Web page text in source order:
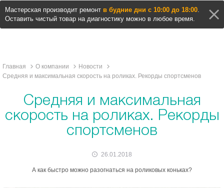
Мастерская производит ремонт в будние дни с 10:00 до 18:00.
Оставить чистый товар на диагностику можно в любое время.
Главная О компании
Новости
Средняя и максимальная скорость на роликах. Рекорды спортсменов
Средняя и максимальная
скорость на роликах. Рекорды
спортсменов
26.01.2018
А как быстро можно разогнаться на роликовых коньках?